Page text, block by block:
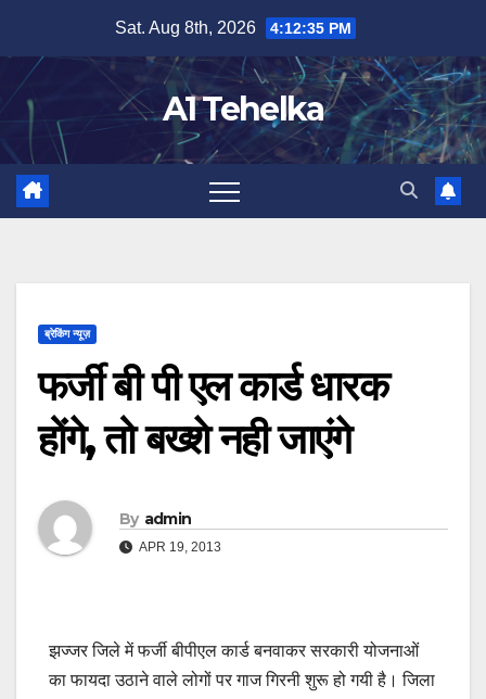
content
Sat. Aug 8th, 2026 4:12:36 PM
A1 Tehelka
ब्रेकिंग न्यूज़
फर्जी बी पी एल कार्ड धारक
होंगे, तो बख्शे नही जाएंगे
By admin
APR 19, 2013
झज्जर जिले में फर्जी बीपीएल कार्ड बनवाकर सरकारी योजनाओं
का फायदा उठाने वाले लोगों पर गाज गिरनी शुरू हो गयी है। जिला